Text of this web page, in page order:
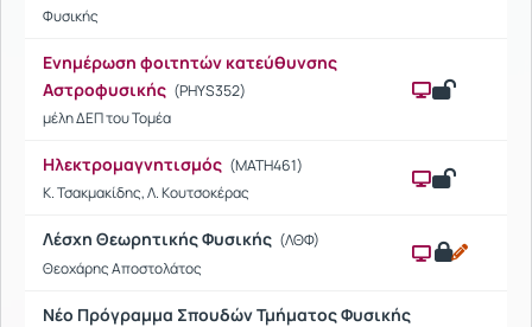
Φυσικής
Ενημέρωση φοιτητών κατεύθυνσης
Αστροφυσικής (PHYS352)
μέλη ΔΕΠ του Τομέα
Ηλεκτρομαγνητισμός (MATH461)
Κ. Τσακμακίδης, Λ. Κουτσοκέρας
Λέσχη Θεωρητικής Φυσικής (ΛΘΦ)
Θεοχάρης Αποστολάτος
Νέο Πρόγραμμα Σπουδών Τμήματος Φυσικής